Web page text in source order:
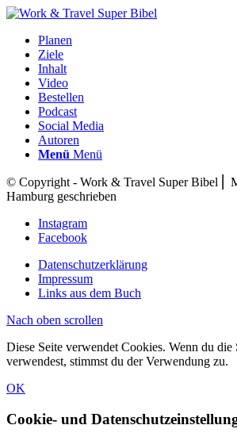
Planen
Ziele
Inhalt
Video
Bestellen
Podcast
Social Media
Autoren
Menü Menü
© Copyright - Work & Travel Super Bibel
Hamburg geschrieben
Instagram
Facebook
Datenschutzerklärung
Impressum
Links aus dem Buch
Nach oben scrollen
Diese Seite verwendet Cookies. Wenn du die
verwendest, stimmst du der Verwendung zu.
OK
Cookie- und